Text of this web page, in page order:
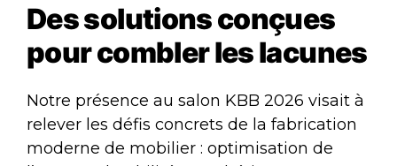
Des solutions conçues
pour combler les lacunes
Notre présence au salon KBB 2026 visait à
relever les défis concrets de la fabrication
moderne de mobilier : optimisation de